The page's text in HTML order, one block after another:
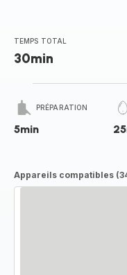
TEMPS TOTAL
30min
PRÉPARATION
5min
Appareils compatibles